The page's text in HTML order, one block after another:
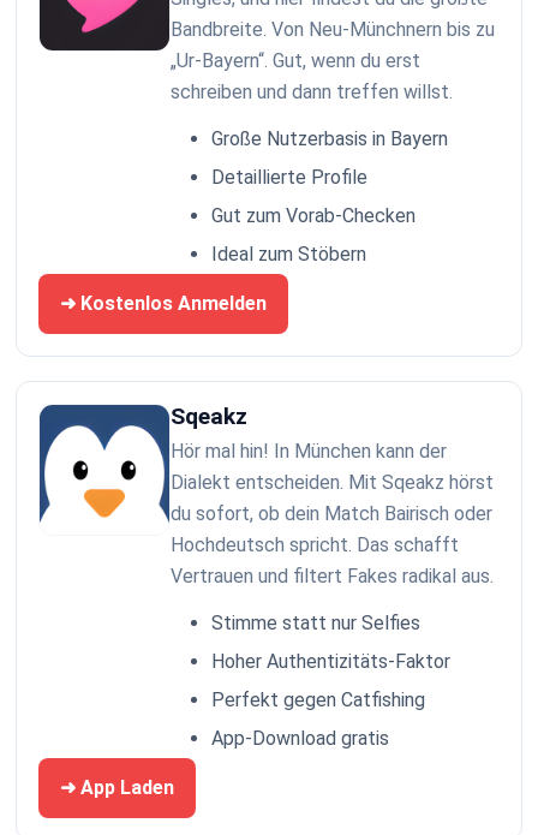
Bandbreite. Von Neu-Münchnern bis zu
„Ur-Bayern“. Gut, wenn du erst
schreiben und dann treffen willst.
Große Nutzerbasis in Bayern
Detaillierte Profile
Gut zum Vorab-Checken
Ideal zum Stöbern
➜ Kostenlos Anmelden
Sqeakz
Hör mal hin! In München kann der
Dialekt entscheiden. Mit Sqeakz hörst
du sofort, ob dein Match Bairisch oder
Hochdeutsch spricht. Das schafft
Vertrauen und filtert Fakes radikal aus.
Stimme statt nur Selfies
Hoher Authentizitäts-Faktor
Perfekt gegen Catfishing
App-Download gratis
➜ App Laden